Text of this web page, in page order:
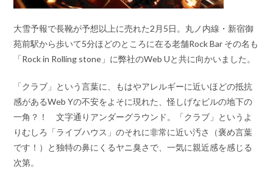
大雪予報で長靴が予想以上に売れた2月5日。丸ノ内線・新宿御
苑前駅から歩いて5分ほどのところに在る老舗Rock Bar その名も
「Rock in Rolling stone」に弊社のWeb Uと共に向かいました。
「クラブ」という言葉に、もはやアレルギーに近いほどの抵抗
感があるWeb Yの不安をよそに現れた、怪しげなビルの地下の
一角？！ 文字通りアンダーグラウンド。「クラブ」というよ
りむしろ「ライブハウス」のそれに非常に近い汚さ（褒め言葉
です！）と独特の鼻にくるヤニ臭さで、一気に親近感を感じる
次第。